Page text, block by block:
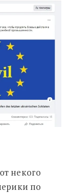
некого
по